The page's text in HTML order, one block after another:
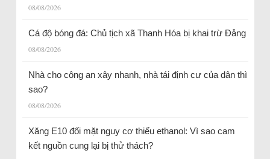
08/08/2026
Cá độ bóng đá: Chủ tịch xã Thanh Hóa bị khai trừ Đảng
08/08/2026
Nhà cho công an xây nhanh, nhà tái định cư của dân thì
sao?
08/08/2026
Xăng E10 đối mặt nguy cơ thiếu ethanol: Vì sao cam
kết nguồn cung lại bị thử thách?